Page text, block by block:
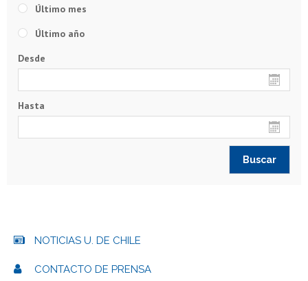
Último mes
Último año
Desde
Hasta
NOTICIAS U. DE CHILE
CONTACTO DE PRENSA